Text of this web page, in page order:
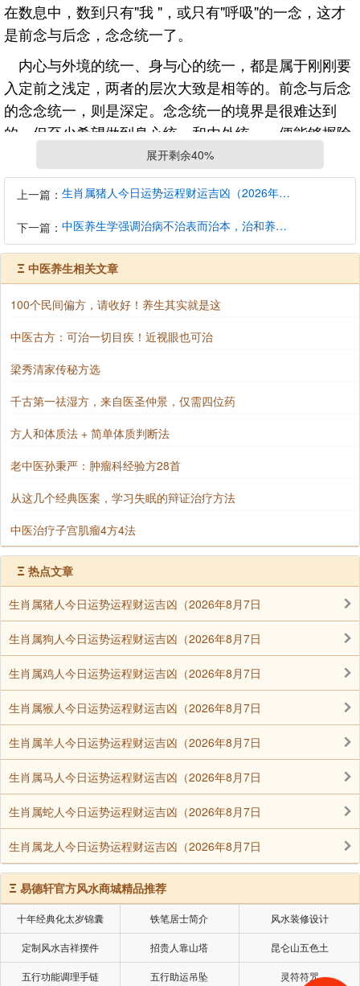
在数息中，数到只有"我 "，或只有"呼吸"的一念，这才
是前念与后念，念念统一了。
内心与外境的统一、身与心的统一，都是属于刚刚要
入定前之浅定，两者的层次大致是相等的。前念与后念
的念念统一，则是深定。念念统一的境界是很难达到
的，但至少希望做到身心统一和内外统一，便能够摒除
妄念纷飞，收摄散乱的心，不为环境所牵，不被情绪所
动，就能享受到稳定的自我，是多么的可贵了。
禅宗的定，则别有胜义，那是"即定即慧"。定的本身
就是智慧，不是一般人所认为的从定生慧。禅宗的大师
们，静态动态，皆不离定;因为人的身、口、意三业的彼
此关系，如鼎三脚，缺一不可。三业一贯相应即是定;虽
在定中，依旧生活起居、依然待人接物，即是智慧的功
慧便是为断除烦恼，慈悲则是广度众生。
一个凡夫，做了善业如未得回馈，心中便会生起烦
恼，这便是未有真正的慈悲，也没有无漏的智慧。倘若
也不起烦恼，那你已和"无我"的智慧相应。
具有无我的智慧，才会有平等的慈悲，才能真正的断
除烦恼，才能真正的广度众生。有很多人认为佛教徒讲
的慈悲，就是一味地受辱退让，无原则的逆来顺受，无
条件地施舍他人，这是对佛教的误解，也是一种没有智
慧的见解。佛教徒应当要识己识人识进退，便是智慧，
也是慈悲;没有智慧做指导的慈悲，那就不是真慈悲。
一个从事各项工作的佛教徒，只要是合情合理合法，
藉由正业正命，赚取正当的利润，而得以造福人群，或
藉由正修正语，而得以利益社会者，便应该当仁不让。
那才是菩萨道的实践者，所以佛教徒是积极进取的!就智
慧而言，小乘行者只做到断除自己的烦恼，尚做不到有
教无类地广度众生。大乘菩萨则在修行成佛的过程中，
时时都要做到自利利他，自觉觉人。
声明：部分内容来于网络，如有侵权，请联系我们删除！以上内容，并
不代表易德轩观点。
展开剩余40%
上一篇： 生肖属猪人今日运势运程财运吉凶（2026年8月7日）详解查询
下一篇： 中医养生学强调治病不治表而治本，治和养兼顾是有必要的
Ξ 中医养生相关文章
100个民间偏方，请收好！养生其实就是这
中医古方：可治一切目疾！近视眼也可治
梁秀清家传秘方选
千古第一祛湿方，来自医圣仲景，仅需四位药
方人和体质法 + 简单体质判断法
老中医孙秉严：肿瘤科经验方28首
从这几个经典医案，学习失眠的辩证治疗方法
中医治疗子宫肌瘤4方4法
Ξ 热点文章
生肖属猪人今日运势运程财运吉凶（2026年8月7日
生肖属狗人今日运势运程财运吉凶（2026年8月7日
生肖属鸡人今日运势运程财运吉凶（2026年8月7日
生肖属猴人今日运势运程财运吉凶（2026年8月7日
生肖属羊人今日运势运程财运吉凶（2026年8月7日
生肖属马人今日运势运程财运吉凶（2026年8月7日
生肖属蛇人今日运势运程财运吉凶（2026年8月7日
生肖属龙人今日运势运程财运吉凶（2026年8月7日
Ξ 易德轩官方风水商城精品推荐
十年经典化太岁锦囊 铁笔居士简介 风水装修设计
定制风水吉祥摆件 招贵人靠山塔 昆仑山五色土
五行功能调理手链 五行助运吊坠 灵符符咒